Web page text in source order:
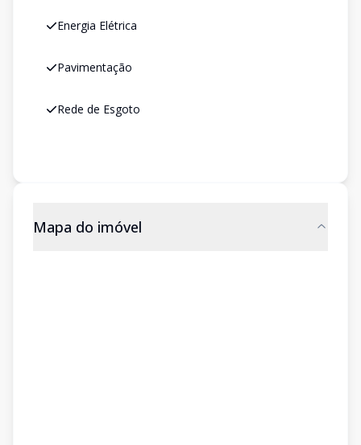
Energia Elétrica
Pavimentação
Rede de Esgoto
Mapa do imóvel